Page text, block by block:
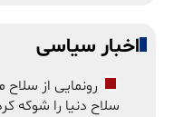
اخبار سیاسی
رونمایی از سلاح
سلاح دنیا را شوکه